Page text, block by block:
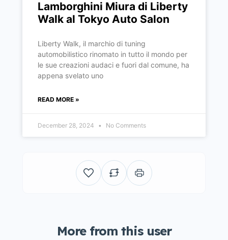
Lamborghini Miura di Liberty
Walk al Tokyo Auto Salon
Liberty Walk, il marchio di tuning
automobilistico rinomato in tutto il mondo per
le sue creazioni audaci e fuori dal comune, ha
appena svelato uno
READ MORE »
December 28, 2024 No Comments
More from this user